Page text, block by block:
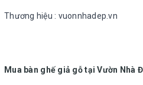
Thương hiệu : vuonnhadep.vn
Mua bàn ghế giả gỗ tại Vườn Nhà